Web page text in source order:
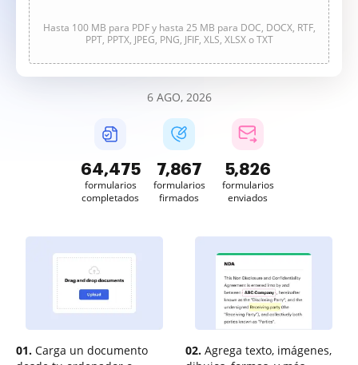
Hasta 100 MB para PDF y hasta 25 MB para DOC, DOCX, RTF,
PPT, PPTX, JPEG, PNG, JFIF, XLS, XLSX o TXT
6 AGO, 2026
64,476
formularios
completados
7,867
formularios
firmados
5,826
formularios
enviados
01. Carga un documento
02. Agrega texto, imágenes,